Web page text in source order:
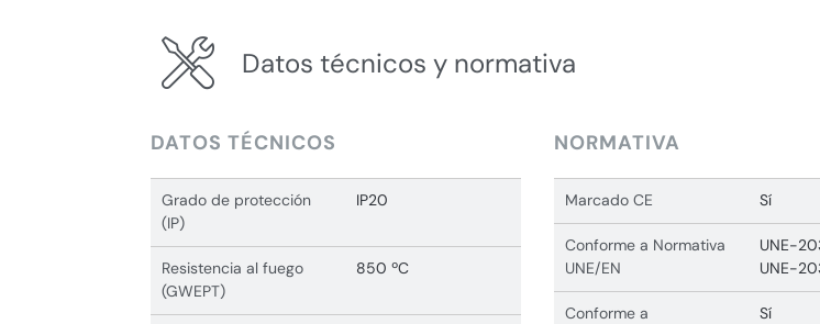
Datos técnicos y normativa
DATOS TÉCNICOS
Grado de protección
(IP)
IP20
Resistencia al fuego
(GWEPT)
850 ºC
NORMATIVA
Marcado CE Sí
Conforme a Normativa
UNE/EN
UNE-
UNE-
Conforme a
Sí